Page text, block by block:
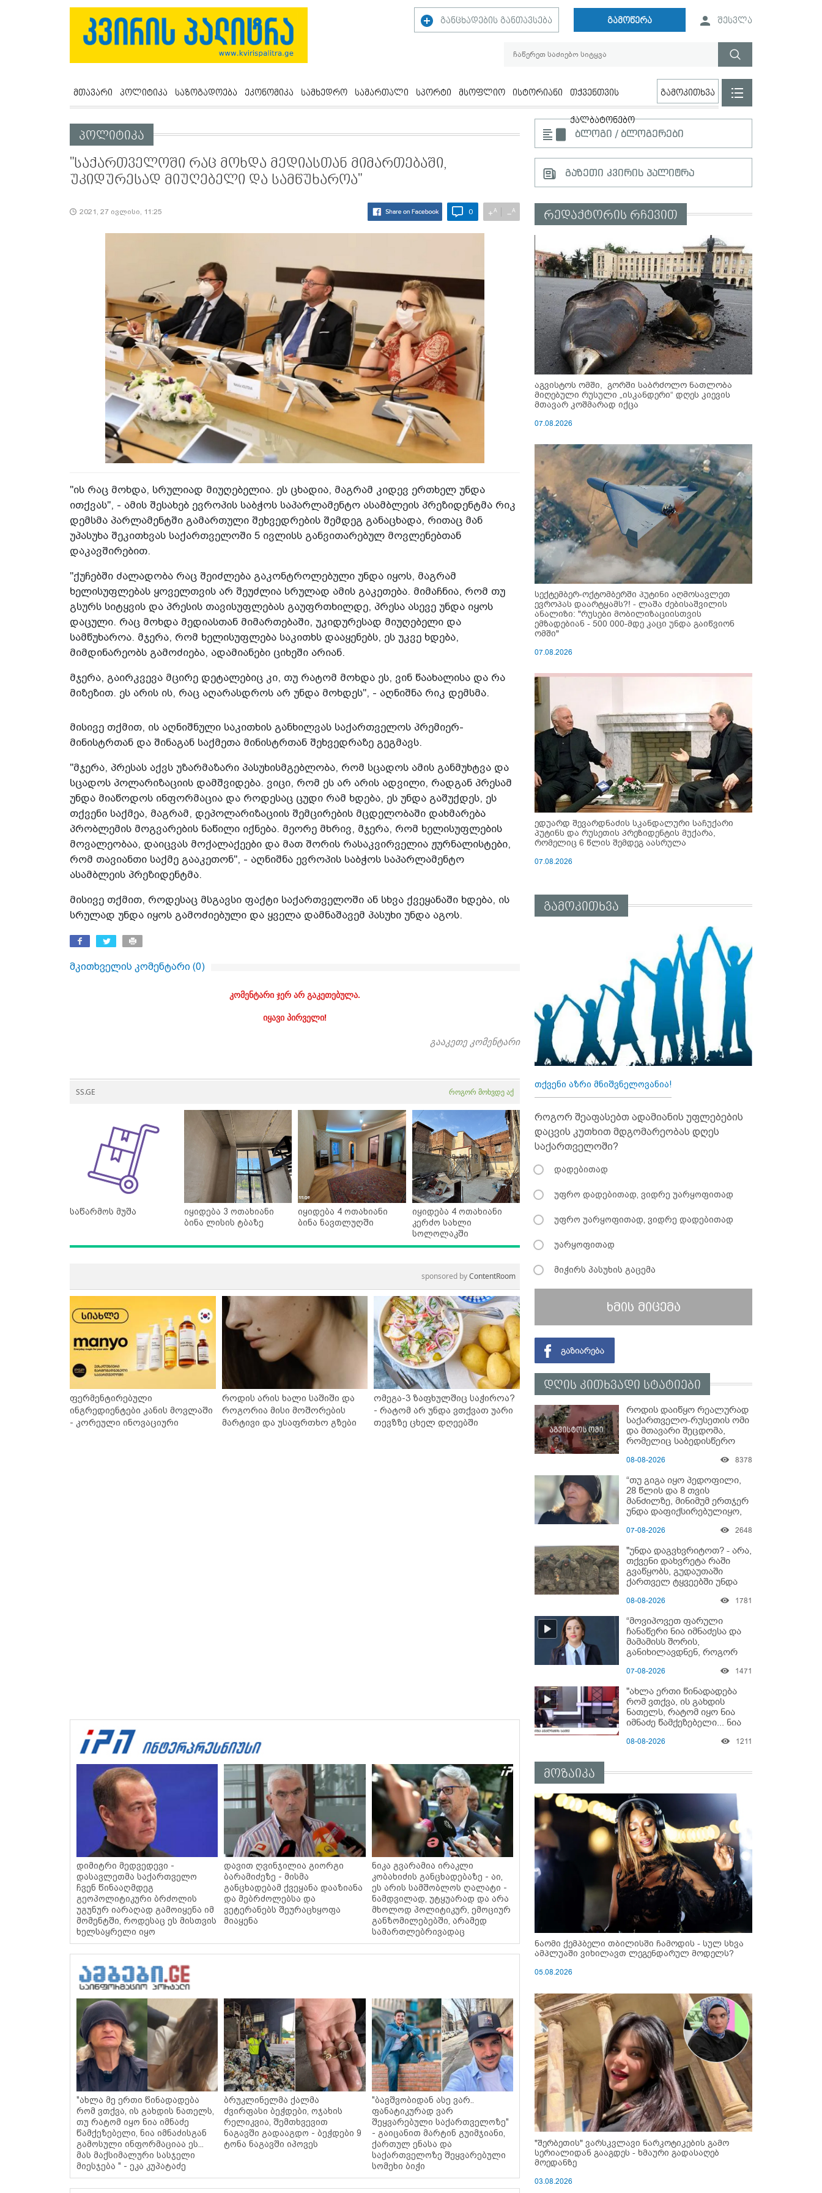
განცხადების განთავსება გამოწერა შესვლა
მთავარი პოლიტიკა საზოგადოება ეკონომიკა სამხედრო სამართალი სპორტი მსოფლიო ისტორიანი თქვენთვის
ქალბატონებო
გამოკითხვა
პოლიტიკა
"საქართველოში რაც მოხდა მედიასთან მიმართებაში,
უკიდურესად მიუღებელი და სამწუხაროა"
2021, 27 ივლისი, 11:25 0 +A −A
"ის რაც მოხდა, სრულიად მიუღებელია. ეს ცხადია, მაგრამ კიდევ ერთხელ უნდა
ითქვას", - ამის შესახებ ევროპის საბჭოს საპარლამენტო ასამბლეის პრეზიდენტმა რიკ
დემსმა პარლამენტში გამართული შეხვედრების შემდეგ განაცხადა, რითაც მან
უპასუხა შეკითხვას საქართველოში 5 ივლისს განვითარებულ მოვლენებთან
დაკავშირებით.
"ქუჩებში ძალადობა რაც შეიძლება გაკონტროლებული უნდა იყოს, მაგრამ
ხელისუფლებას ყოველთვის არ შეუძლია სრულად ამის გაკეთება. მიმაჩნია, რომ თუ
გსურს სიტყვის და პრესის თავისუფლებას გაუფრთხილდე, პრესა ასევე უნდა იყოს
დაცული. რაც მოხდა მედიასთან მიმართებაში, უკიდურესად მიუღებელი და
სამწუხაროა. მჯერა, რომ ხელისუფლება საკითხს დააყენებს, ეს უკვე ხდება,
მიმდინარეობს გამოძიება, ადამიანები ციხეში არიან.
მჯერა, გაირკვევა მცირე დეტალებიც კი, თუ რატომ მოხდა ეს, ვინ წაახალისა და რა
მიზეზით. ეს არის ის, რაც აღარასდროს არ უნდა მოხდეს", - აღნიშნა რიკ დემსმა.
მისივე თქმით, ის აღნიშნული საკითხის განხილვას საქართველოს პრემიერ-
მინისტრთან და შინაგან საქმეთა მინისტრთან შეხვედრაზე გეგმავს.
"მჯერა, პრესას აქვს უზარმაზარი პასუხისმგებლობა, რომ სცადოს ამის განმუხტვა და
სცადოს პოლარიზაციის დამშვიდება. ვიცი, რომ ეს არ არის ადვილი, რადგან პრესამ
უნდა მიაწოდოს ინფორმაცია და როდესაც ცუდი რამ ხდება, ეს უნდა გაშუქდეს, ეს
თქვენი საქმეა, მაგრამ, დეპოლარიზაციის შემცირების მცდელობაში დახმარება
პრობლემის მოგვარების ნაწილი იქნება. მეორე მხრივ, მჯერა, რომ ხელისუფლების
მოვალეობაა, დაიცვას მოქალაქეები და მათ შორის რასაკვირველია ჟურნალისტები,
რომ თავიანთი საქმე გააკეთონ", - აღნიშნა ევროპის საბჭოს საპარლამენტო
ასამბლეის პრეზიდენტმა.
მისივე თქმით, როდესაც მსგავსი ფაქტი საქართველოში ან სხვა ქვეყანაში ხდება, ის
სრულად უნდა იყოს გამოძიებული და ყველა დამნაშავემ პასუხი უნდა აგოს.
მკითხველის კომენტარი (0)
კომენტარი ჯერ არ გაკეთებულა.
იყავი პირველი!
გააკეთე კომენტარი
SS.GE როგორ მოხვდე აქ
საწარმოს მუშა
იყიდება 3 ოთახიანი
ბინა ლისის ტბაზე
იყიდება 4 ოთახიანი
ბინა ნავთლუღში
იყიდება 4 ოთახიანი
კერძო სახლი
სოლოლაკში
sponsored byContentRoom
ფერმენტირებული
ინგრედიენტები კანის მოვლაში
- კორეული ინოვაციური
როდის არის ხალი საშიში და
როგორია მისი მოშორების
მარტივი და უსაფრთხო გზები
ომეგა-3 ზაფხულშიც საჭიროა?
- რატომ არ უნდა ვთქვათ უარი
თევზზე ცხელ დღეებში
დიმიტრი მედვედევი -
დასავლეთმა საქართველო
ჩვენ წინააღმდეგ
გეოპოლიტიკური ბრძოლის
უგუნურ იარაღად გამოიყენა იმ
მომენტში, როდესაც ეს მისთვის
ხელსაყრელი იყო
დავით ღვინჯილია გიორგი
ბარამიძეზე - მისმა
განცხადებამ ქვეყანა დააზიანა
და მებრძოლებსა და
ვეტერანებს შეურაცხყოფა
მიაყენა
ნიკა გვარამია ირაკლი
კობახიძის განცხადებაზე - აი,
ეს არის სამშობლოს ღალატი -
ნამდვილად, უტყუარად და არა
მხოლოდ პოლიტიკურ, ემოციურ
განზომილებებში, არამედ
სამართლებრივადაც
"ახლა მე ერთი წინადადება
რომ ვთქვა, ის გახდის ნათელს,
თუ რატომ იყო ნია იმნაძე
წამქეზებელი, ნია იმნაძისგან
გამოსული ინფორმაციაა ეს...
მას მაქსიმალური სასჯელი
მიესჯება " - ეკა კუპატაძე
ბრუკლინელმა ქალმა
ძვირფასი ბეჭდები, ოჯახის
რელიკვია, შემთხვევით
ნაგავში გადააგდო - ბეჭდები 9
ტონა ნაგავში იპოვეს
"ბავშვობიდან ასე ვარ..
ფანატიკურად ვარ
შეყვარებული საქართველოზე"
- გაიცანით მარტინ გუიმჯიანი,
ქართულ ენასა და
საქართველოზე შეყვარებული
სომეხი ბიჭი
ბლოგი / ბლოგერები
გაზეთი კვირის პალიტრა
რედაქტორის რჩევით
აგვისტოს ომში, გორში საბრძოლო ნათლობა
მიღებული რუსული „ისკანდერი“ დღეს კიევის
მთავარ კოშმარად იქცა
07.08.2026
სექტემბერ-ოქტომბერში პუტინი აღმოსავლეთ
ევროპას დაარტყამს?! - ლაშა ძებისაშვილის
ანალიზი: "რუსები მობი­ლიზაციისთვის
ემზადებიან - 500 000-მდე კაცი უნდა გაიწვიონ
ომში"
07.08.2026
ედუარდ შევარდნაძის სკანდალური საჩუქარი
პუტინს და რუსეთის პრეზიდენტის მუქარა,
რომელიც 6 წლის შემდეგ აასრულა
07.08.2026
გამოკითხვა
თქვენი აზრი მნიშვნელოვანია!
როგორ შეაფასებთ ადამიანის უფლებების
დაცვის კუთხით მდგომარეობას დღეს
საქართველოში?
დადებითად
უფრო დადებითად, ვიდრე უარყოფითად
უფრო უარყოფითად, ვიდრე დადებითად
უარყოფითად
მიჭირს პასუხის გაცემა
ხმის მიცემა
დღის კითხვადი სტატიები
როდის დაიწყო რეალურად
საქართველო-რუსეთის ომი
და მთავარი შეცდომა,
რომელიც საბედისწერო
08-08-2026 8378
“თუ გიგა იყო პედოფილი,
28 წლის და 8 თვის
მანძილზე, მინიმუმ ერთჯერ
უნდა დაფიქსირებულიყო,
ამზადებდა მოსწავლეებს! -
ვისაც გიგა სექსუალურად
ავიწროებდა” - ეკა კუპატაძე
07-08-2026 2648
"უნდა დაგვხვრიტოთ? - არა,
თქვენი დახვრეტა რაში
გვაწყობს, გუდაუთაში
ქართველ ტყვეებში უნდა
08-08-2026 1781
“მოვიპოვეთ ფარული
ჩანაწერი ნია იმნაძესა და
მამამისს შორის,
განიხილავდნენ, როგორ
დანაშაული” - რას ამბობს
პროკურორი?
07-08-2026 1471
"ახლა ერთი წინადადება
რომ ვთქვა, ის გახდის
ნათელს, რატომ იყო ნია
იმნაძე წამქეზებელი... ნია
ინფორმაციაა ეს" - რას
08-08-2026 1211
მოზაიკა
ნაომი ქემპბელი თბილისში ჩამოდის - სულ სხვა
ამპლუაში ვიხილავთ ლეგენდარულ მოდელს?
05.08.2026
"შერბეთის" ვარსკვლავი ნარკოტიკების გამო
სერიალიდან გააგდეს - ხმაური გადასაღებ
მოედანზე
03.08.2026